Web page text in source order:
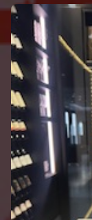
Prodotti